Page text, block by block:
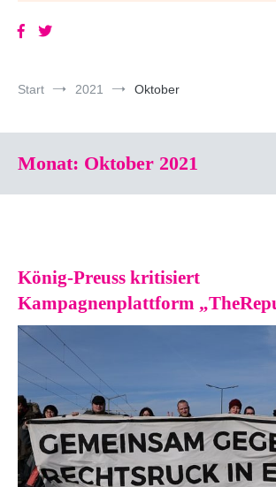
Start 2021 Oktober
Monat: Oktober 2021
König-Preuss kritisiert
Kampagnenplattform